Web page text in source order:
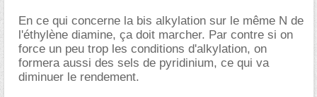
En ce qui concerne la bis alkylation sur le même N de
l'éthylène diamine, ça doit marcher. Par contre si on
force un peu trop les conditions d'alkylation, on
formera aussi des sels de pyridinium, ce qui va
diminuer le rendement.